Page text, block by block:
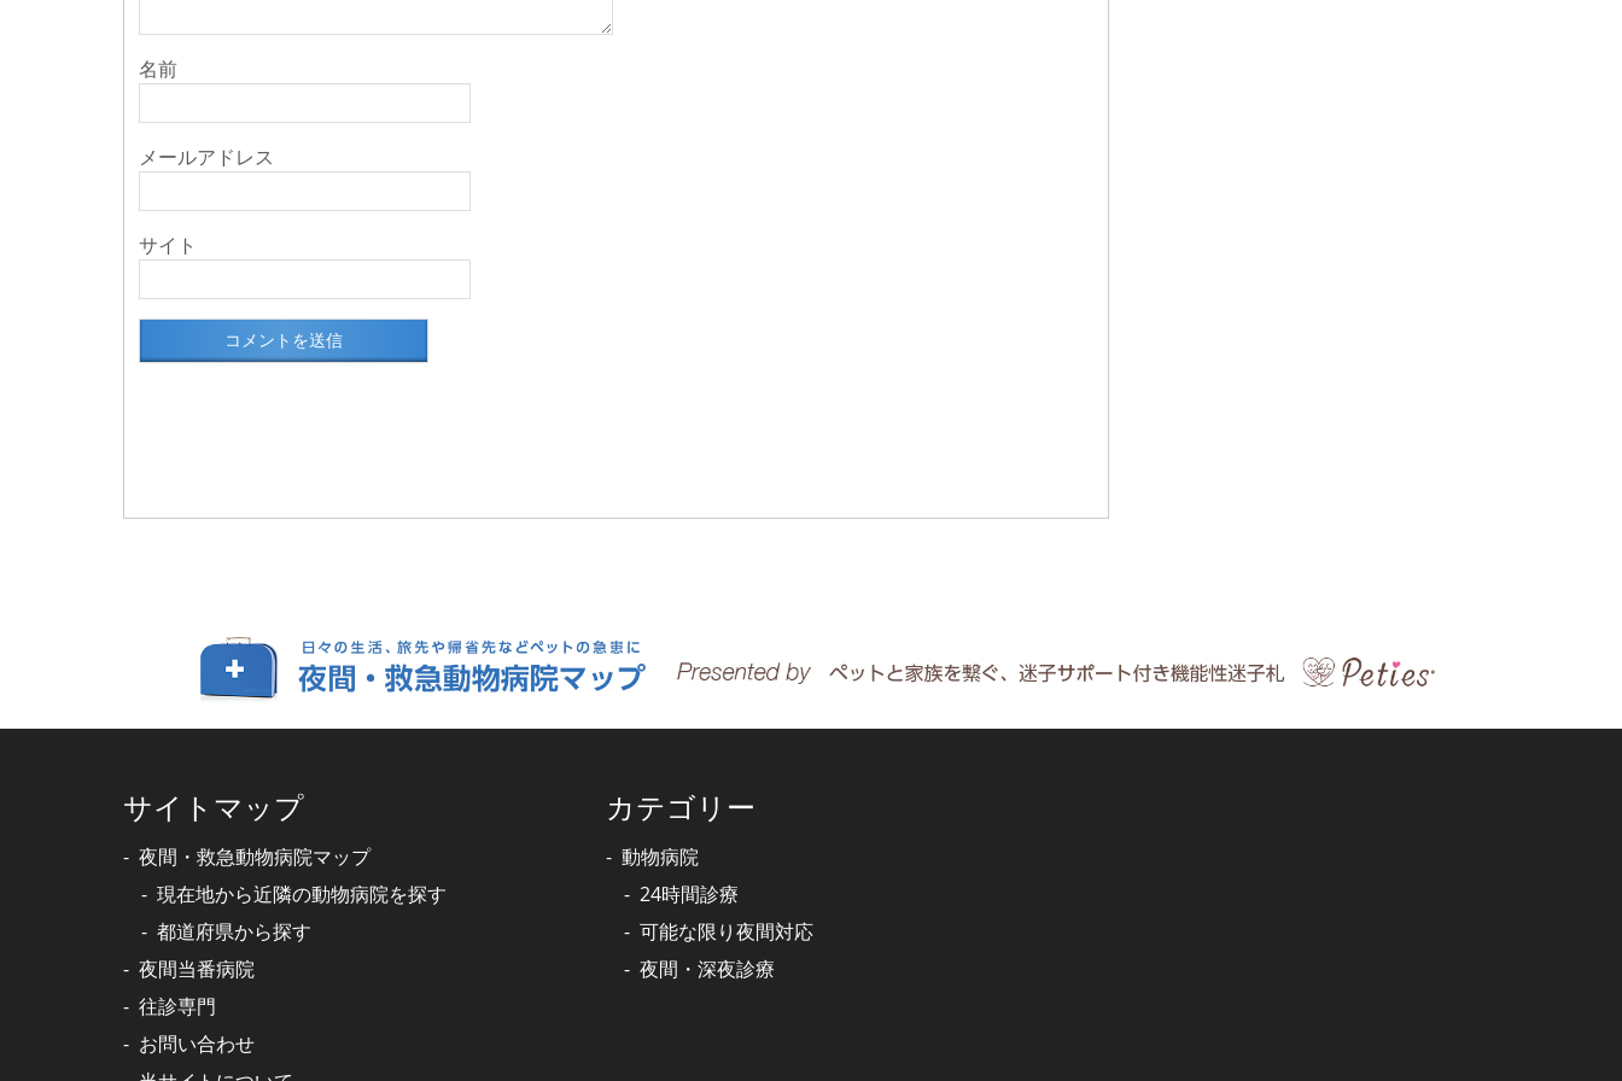
名前
メールアドレス
サイト
サイトマップ
夜間・救急動物病院マップ
現在地から近隣の動物病院を探す
都道府県から探す
夜間当番病院
往診専門
お問い合わせ
カテゴリー
動物病院
24時間診療
可能な限り夜間対応
夜間・深夜診療